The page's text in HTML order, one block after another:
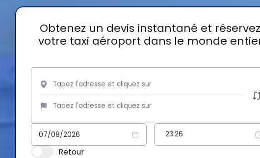
Obtenez un devis instantané et réservez
votre taxi aéroport dans le monde
Retour